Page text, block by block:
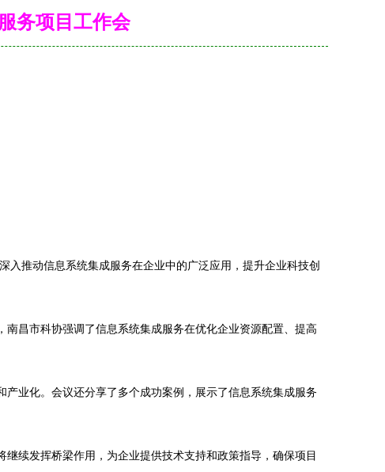
务项目工作会
推动信息系统集成服务在企业中的广泛应用，提升企业科技创
昌市科协强调了信息系统集成服务在优化企业资源配置、提高
业化。会议还分享了多个成功案例，展示了信息系统集成服务
续发挥桥梁作用，为企业提供技术支持和政策指导，确保项目